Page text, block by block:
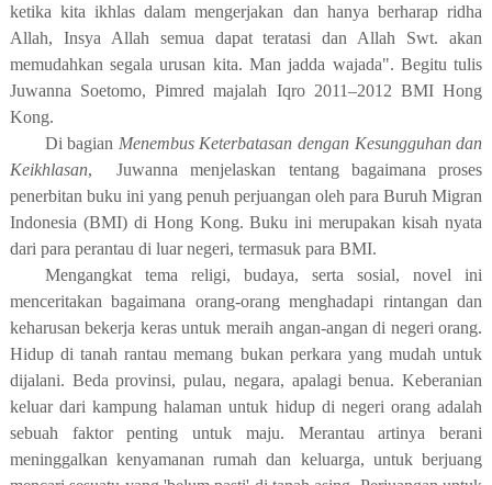
ketika kita ikhlas dalam mengerjakan dan hanya berharap ridha
Allah, Insya Allah semua dapat teratasi dan Allah Swt. akan
memudahkan segala urusan kita. Man jadda wajada". Begitu tulis
Juwanna Soetomo, Pimred majalah Iqro 2011–2012 BMI Hong
Kong.
Di bagian Menembus Keterbatasan dengan Kesungguhan dan
Keikhlasan,
Juwanna menjelaskan tentang bagaimana proses
penerbitan buku ini yang penuh perjuangan oleh para Buruh Migran
Indonesia (BMI) di Hong Kong. Buku ini merupakan kisah nyata
dari para perantau di luar negeri, termasuk para BMI.
Mengangkat tema religi, budaya, serta sosial, novel ini
menceritakan bagaimana orang-orang menghadapi rintangan dan
keharusan bekerja keras untuk meraih angan-angan di negeri orang.
Hidup di tanah rantau memang bukan perkara yang mudah untuk
dijalani. Beda provinsi, pulau, negara, apalagi benua. Keberanian
keluar dari kampung halaman untuk hidup di negeri orang adalah
sebuah faktor penting untuk maju. Merantau artinya berani
meninggalkan kenyamanan rumah dan keluarga, untuk berjuang